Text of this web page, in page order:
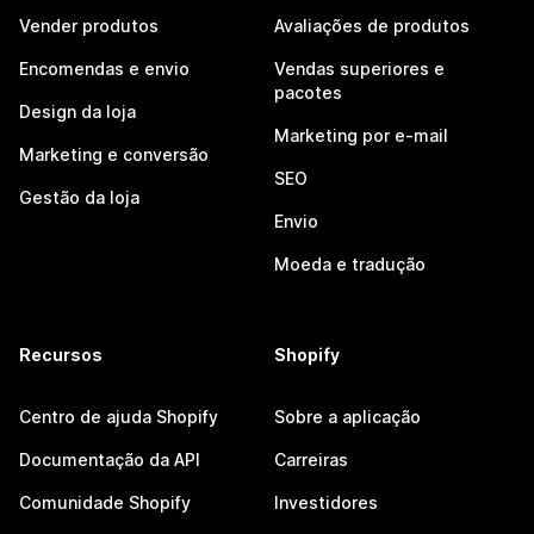
Vender produtos
Encomendas e envio
Design da loja
Marketing e conversão
Gestão da loja
Avaliações de produtos
Vendas superiores e
pacotes
Marketing por e-mail
SEO
Envio
Moeda e tradução
Recursos
Centro de ajuda Shopify
Documentação da API
Comunidade Shopify
Shopify
Sobre a aplicação
Carreiras
Investidores